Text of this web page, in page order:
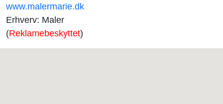
www.malermarie.dk
Erhverv: Maler
(Reklamebeskyttet)